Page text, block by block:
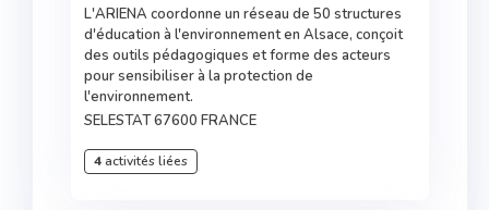
L'ARIENA coordonne un réseau de 50 structures
d'éducation à l'environnement en Alsace, conçoit
des outils pédagogiques et forme des acteurs
pour sensibiliser à la protection de
l'environnement.
SELESTAT 67600 FRANCE
4activités liées